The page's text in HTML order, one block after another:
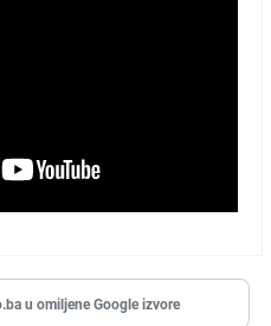
u omiljene Google izvore